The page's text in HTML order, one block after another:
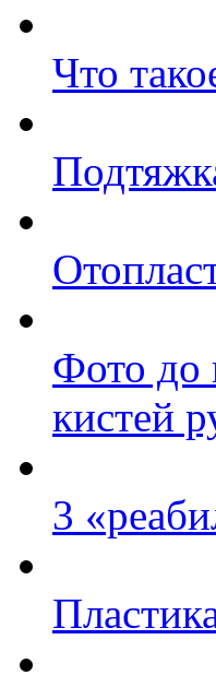
Что
Фото до
кистей
3